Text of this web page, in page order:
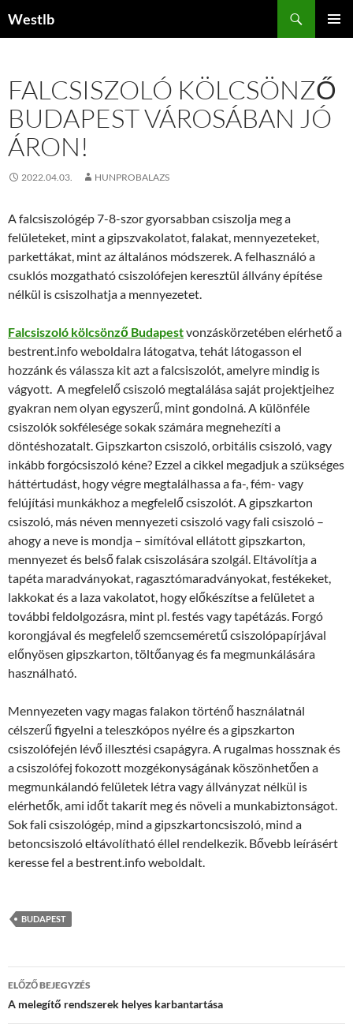
Westlb
FALCSISZOLÓ KÖLCSÖNZŐ
BUDAPEST VÁROSÁBAN JÓ
ÁRON!
2022.04.03. HUNPROBALAZS
A falcsiszológép 7-8-szor gyorsabban csiszolja meg a
felületeket, mint a gipszvakolatot, falakat, mennyezeteket,
parkettákat, mint az általános módszerek. A felhasználó a
csuklós mozgatható csiszolófejen keresztül állvány építése
nélkül is csiszolhatja a mennyezetet.
Falcsiszoló kölcsönző Budapestvonzáskörzetében elérhető a
bestrent.info weboldalra látogatva, tehát látogasson el
hozzánk és válassza kit azt a falcsiszolót, amelyre mindig is
vágyott. A megfelelő csiszoló megtalálása saját projektjeihez
gyakran nem olyan egyszerű, mint gondolná. A különféle
csiszolók sokfélesége sokak számára megnehezíti a
döntéshozatalt. Gipszkarton csiszoló, orbitális csiszoló, vagy
inkább forgócsiszoló kéne? Ezzel a cikkel megadjuk a szükséges
háttértudást, hogy végre megtalálhassa a fa-, fém- vagy
felújítási munkákhoz a megfelelő csiszolót. A gipszkarton
csiszoló, más néven mennyezeti csiszoló vagy fali csiszoló –
ahogy a neve is mondja – simítóval ellátott gipszkarton,
mennyezet és belső falak csiszolására szolgál. Eltávolítja a
tapéta maradványokat, ragasztómaradványokat, festékeket,
lakkokat és a laza vakolatot, hogy előkészítse a felületet a
további feldolgozásra, mint pl. festés vagy tapétázás. Forgó
korongjával és megfelelő szemcseméretű csiszolópapírjával
előnyösen gipszkarton, töltőanyag és fa megmunkálására
használható.
Mennyezeten vagy magas falakon történő használatnál
célszerű figyelni a teleszkópos nyélre és a gipszkarton
csiszolófején lévő illesztési csapágyra. A rugalmas hossznak és
a csiszolófej fokozott mozgékonyságának köszönhetően a
megmunkálandó felületek létra vagy állványzat nélkül is
elérhetők, ami időt takarít meg és növeli a munkabiztonságot.
Sok fali csiszológép, mind a gipszkartoncsiszoló, mind a
betoncsiszoló eltávolítható éllel rendelkezik. Bővebb leírásért
keresse fel a bestrent.info weboldalt.
BUDAPEST
Bejegyzés
navigáció
ELŐZŐ BEJEGYZÉS
A melegítő rendszerek helyes karbantartása